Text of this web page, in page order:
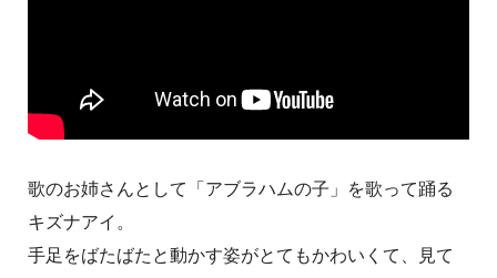
歌のお姉さんとして「アブラハムの子」を歌って踊る
キズナアイ。
手足をばたばたと動かす姿がとてもかわいくて、見て